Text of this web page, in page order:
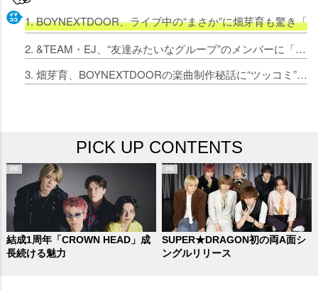
1. BOYNEXTDOOR、ライブ中の“まさか”に畑芽育も驚き
2. &TEAM・EJ、“友達みたいなグループ”のメンバーに「好きです」 &TEAMのパフォーマンスとの違い分析
3. 畑芽育、BOYNEXTDOORの楽曲制作秘話に“ツッコミ”「TAESANさんのお父さんの名前が入らないとだめですね（笑）」
PICK UP CONTENTS
結成1周年「CROWN HEAD」成
長続ける魅力
SUPER★DRAGON初の両A面シ
ングルリリース